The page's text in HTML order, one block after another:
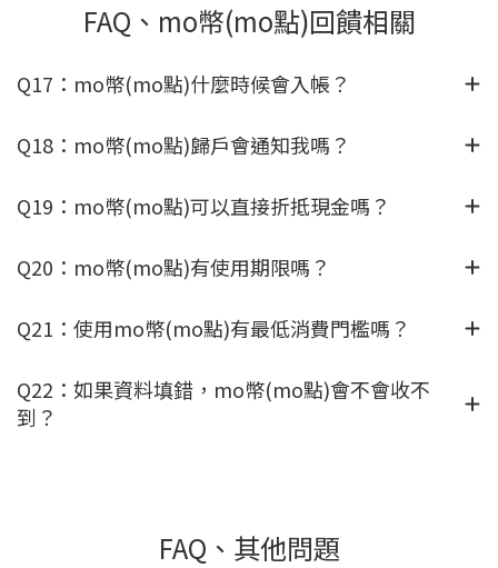
FAQ、mo幣(mo點)回饋相關
Q17：mo幣(mo點)什麼時候會入帳？
Q18：mo幣(mo點)歸戶會通知我嗎？
Q19：mo幣(mo點)可以直接折抵現金嗎？
Q20：mo幣(mo點)有使用期限嗎？
Q21：使用mo幣(mo點)有最低消費門檻嗎？
Q22：如果資料填錯，mo幣(mo點)會不會收不
到？
FAQ、其他問題